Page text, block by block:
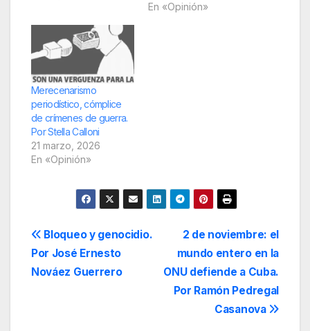
En «Opinión»
Merecenarismo
periodístico, cómplice
de crímenes de guerra.
Por Stella Calloni
21 marzo, 2026
En «Opinión»
Navegación
de
2 de noviembre: el
mundo entero en la
ONU defiende a Cuba.
Por Ramón Pedregal
Casanova
Bloqueo y genocidio.
Por José Ernesto
Nováez Guerrero